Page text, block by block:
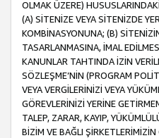
OLMAK ÜZERE)
(A) SİTENİZE VEYA SİTENİZDE
KOMBİNASYONUNA; (B)
TASARLANMASINA, İMAL
KANUNLAR TAHTINDA İZİN
SÖZLEŞME’NİN (PROGRAM
VEYA VERGİLERİNİZİ VEYA
GÖREVLERİNİZİ YERİNE
TALEP, ZARAR, KAYIP,
BİZİM VE BAĞLI